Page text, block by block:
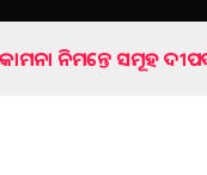
ନିମନ୍ତେ ସମୂହ